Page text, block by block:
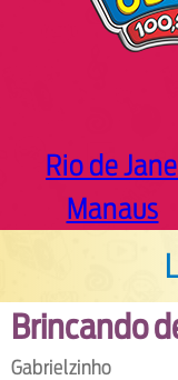
Rio de
Manaus
Brincando
Gabrielzinho